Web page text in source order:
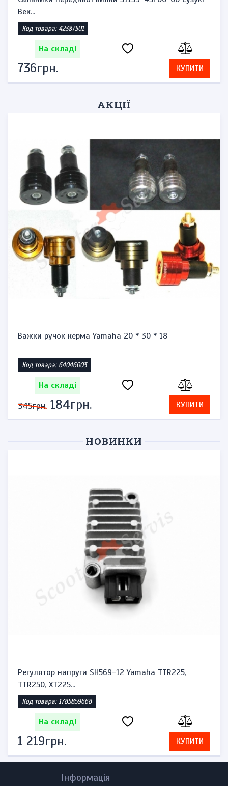
Век...
Код товара: 42387501
На складі
736грн. КУПИТИ
АКЦІЇ
Важки ручок керма Yamaha 20 * 30 * 18
Код товара: 64046003
На складі
345грн. 184грн. КУПИТИ
НОВИНКИ
Регулятор напруги SH569-12 Yamaha TTR225,
TTR250, XT225...
Код товара: 1785859668
На складі
1 219грн. КУПИТИ
Інформація